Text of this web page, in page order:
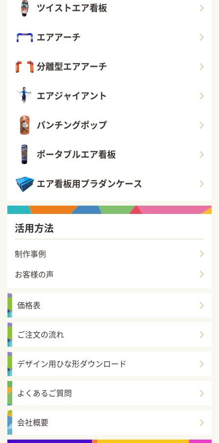
ツイストエア看板
エアアーチ
分離型エアアーチ
エアジャイアント
パンチングポップ
ポータブルエア看板
エア看板用プラダンケース
活用方法
制作事例
お客様の声
価格表
ご注文の流れ
デザイン用ひな形ダウンロード
よくあるご質問
会社概要